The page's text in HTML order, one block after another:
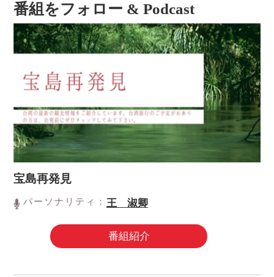
番組をフォロー & Podcast
宝島再発見
パーソナリティ： 王 淑卿
番組紹介